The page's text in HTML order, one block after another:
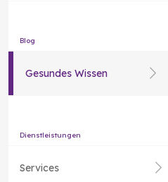
Blog
Gesundes Wissen
Dienstleistungen
Services